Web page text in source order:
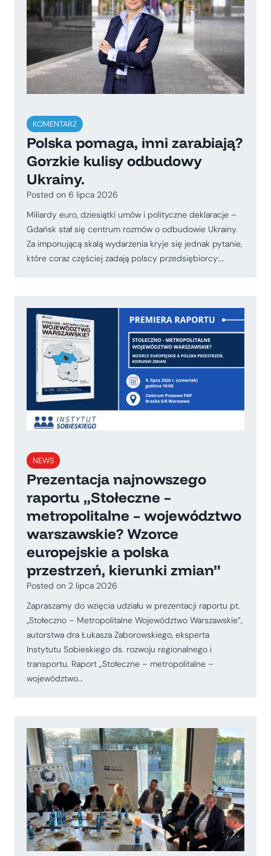
KOMENTARZ
Polska pomaga, inni zarabiają?
Gorzkie kulisy odbudowy
Ukrainy.
Posted on 6 lipca 2026
Miliardy euro, dziesiątki umów i polityczne deklaracje –
Gdańsk stał się centrum rozmów o odbudowie Ukrainy.
Za imponującą skalą wydarzenia kryje się jednak pytanie,
które coraz częściej zadają polscy przedsiębiorcy:…
NEWS
Prezentacja najnowszego
raportu „Stołeczne –
metropolitalne – województwo
warszawskie? Wzorce
europejskie a polska
przestrzeń, kierunki zmian”
Posted on 2 lipca 2026
Zapraszamy do wzięcia udziału w prezentacji raportu pt.
,,Stołeczno – Metropolitalne Województwo Warszawskie”,
autorstwa dra Łukasza Zaborowskiego, eksperta
Instytutu Sobieskiego ds. rozwoju regionalnego i
transportu. Raport „Stołeczne – metropolitalne –
województwo…